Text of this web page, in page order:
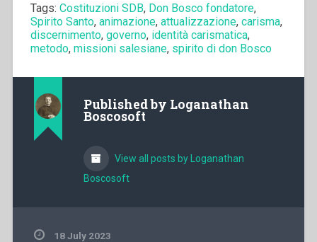
Tags: Costituzioni SDB, Don Bosco fondatore,
Spirito Santo, animazione, attualizzazione, carisma,
discernimento, governo, identità carismatica,
metodo, missioni salesiane, spirito di don Bosco
Published by Loganathan
Boscosoft
View all posts by Loganathan
Boscosoft
18 July 2023